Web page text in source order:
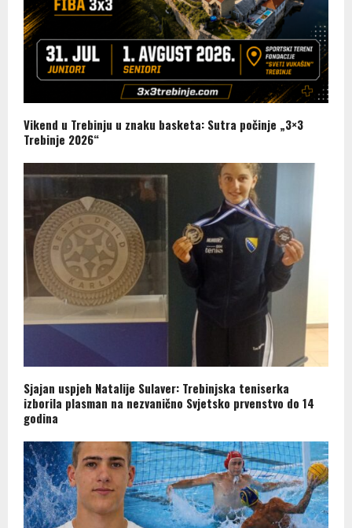
Vikend u Trebinju u znaku basketa: Sutra počinje „3×3
Trebinje 2026“
Sjajan uspjeh Natalije Sulaver: Trebinjska teniserka
izborila plasman na nezvanično Svjetsko prvenstvo do 14
godina